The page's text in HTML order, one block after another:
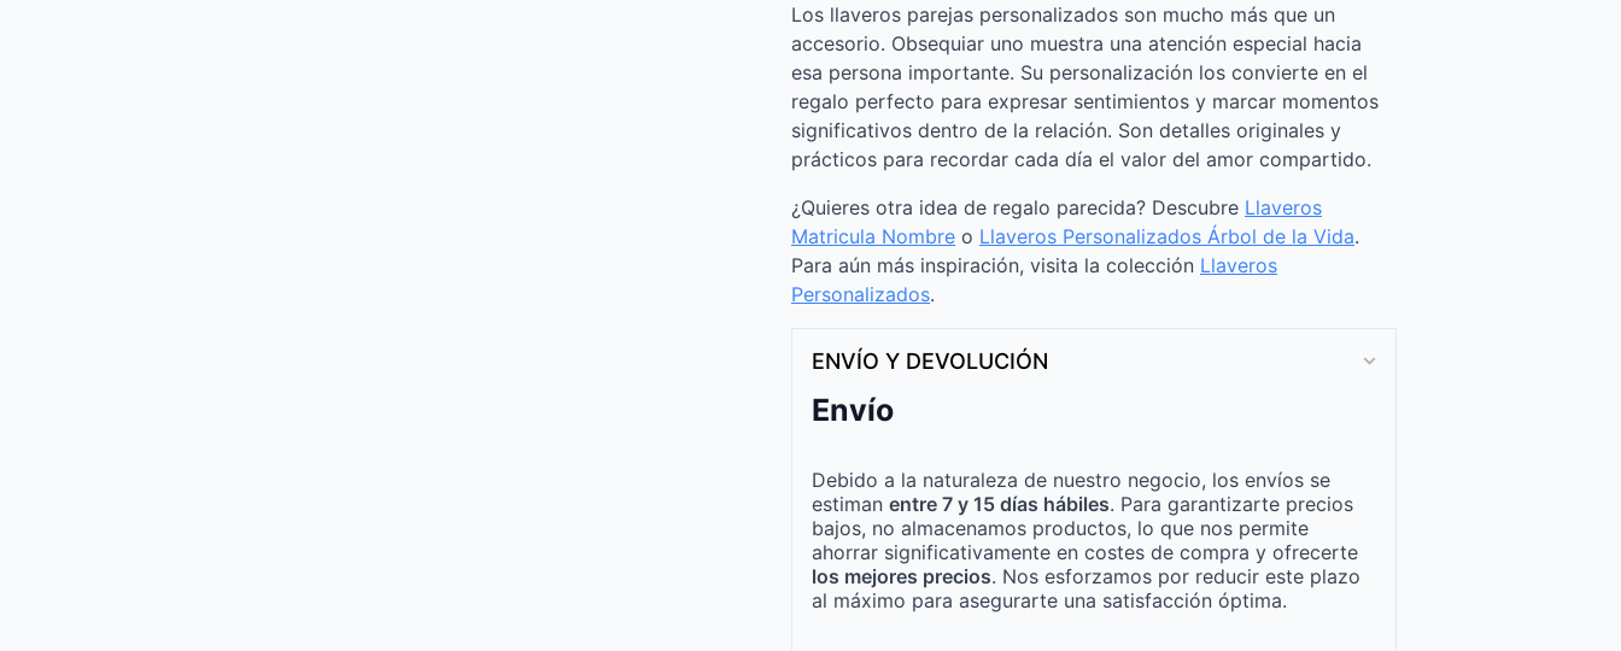
Los llaveros parejas personalizados son mucho más que un
accesorio. Obsequiar uno muestra una atención especial hacia
esa persona importante. Su personalización los convierte en el
regalo perfecto para expresar sentimientos y marcar momentos
significativos dentro de la relación. Son detalles originales y
prácticos para recordar cada día el valor del amor compartido.
¿Quieres otra idea de regalo parecida? Descubre Llaveros
Matricula Nombre o Llaveros Personalizados Árbol de la Vida.
Para aún más inspiración, visita la colección Llaveros
Personalizados.
ENVÍO Y DEVOLUCIÓN
Envío
Debido a la naturaleza de nuestro negocio, los envíos se
estiman entre 7 y 15 días hábiles. Para garantizarte precios
bajos, no almacenamos productos, lo que nos permite
ahorrar significativamente en costes de compra y ofrecerte
los mejores precios. Nos esforzamos por reducir este plazo
al máximo para asegurarte una satisfacción óptima.